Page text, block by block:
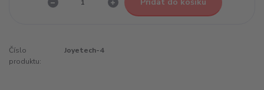
Číslo
produktu:
Joyetech-4